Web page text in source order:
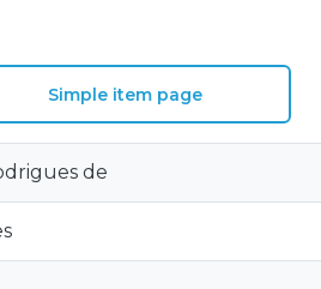
Simple item page
de